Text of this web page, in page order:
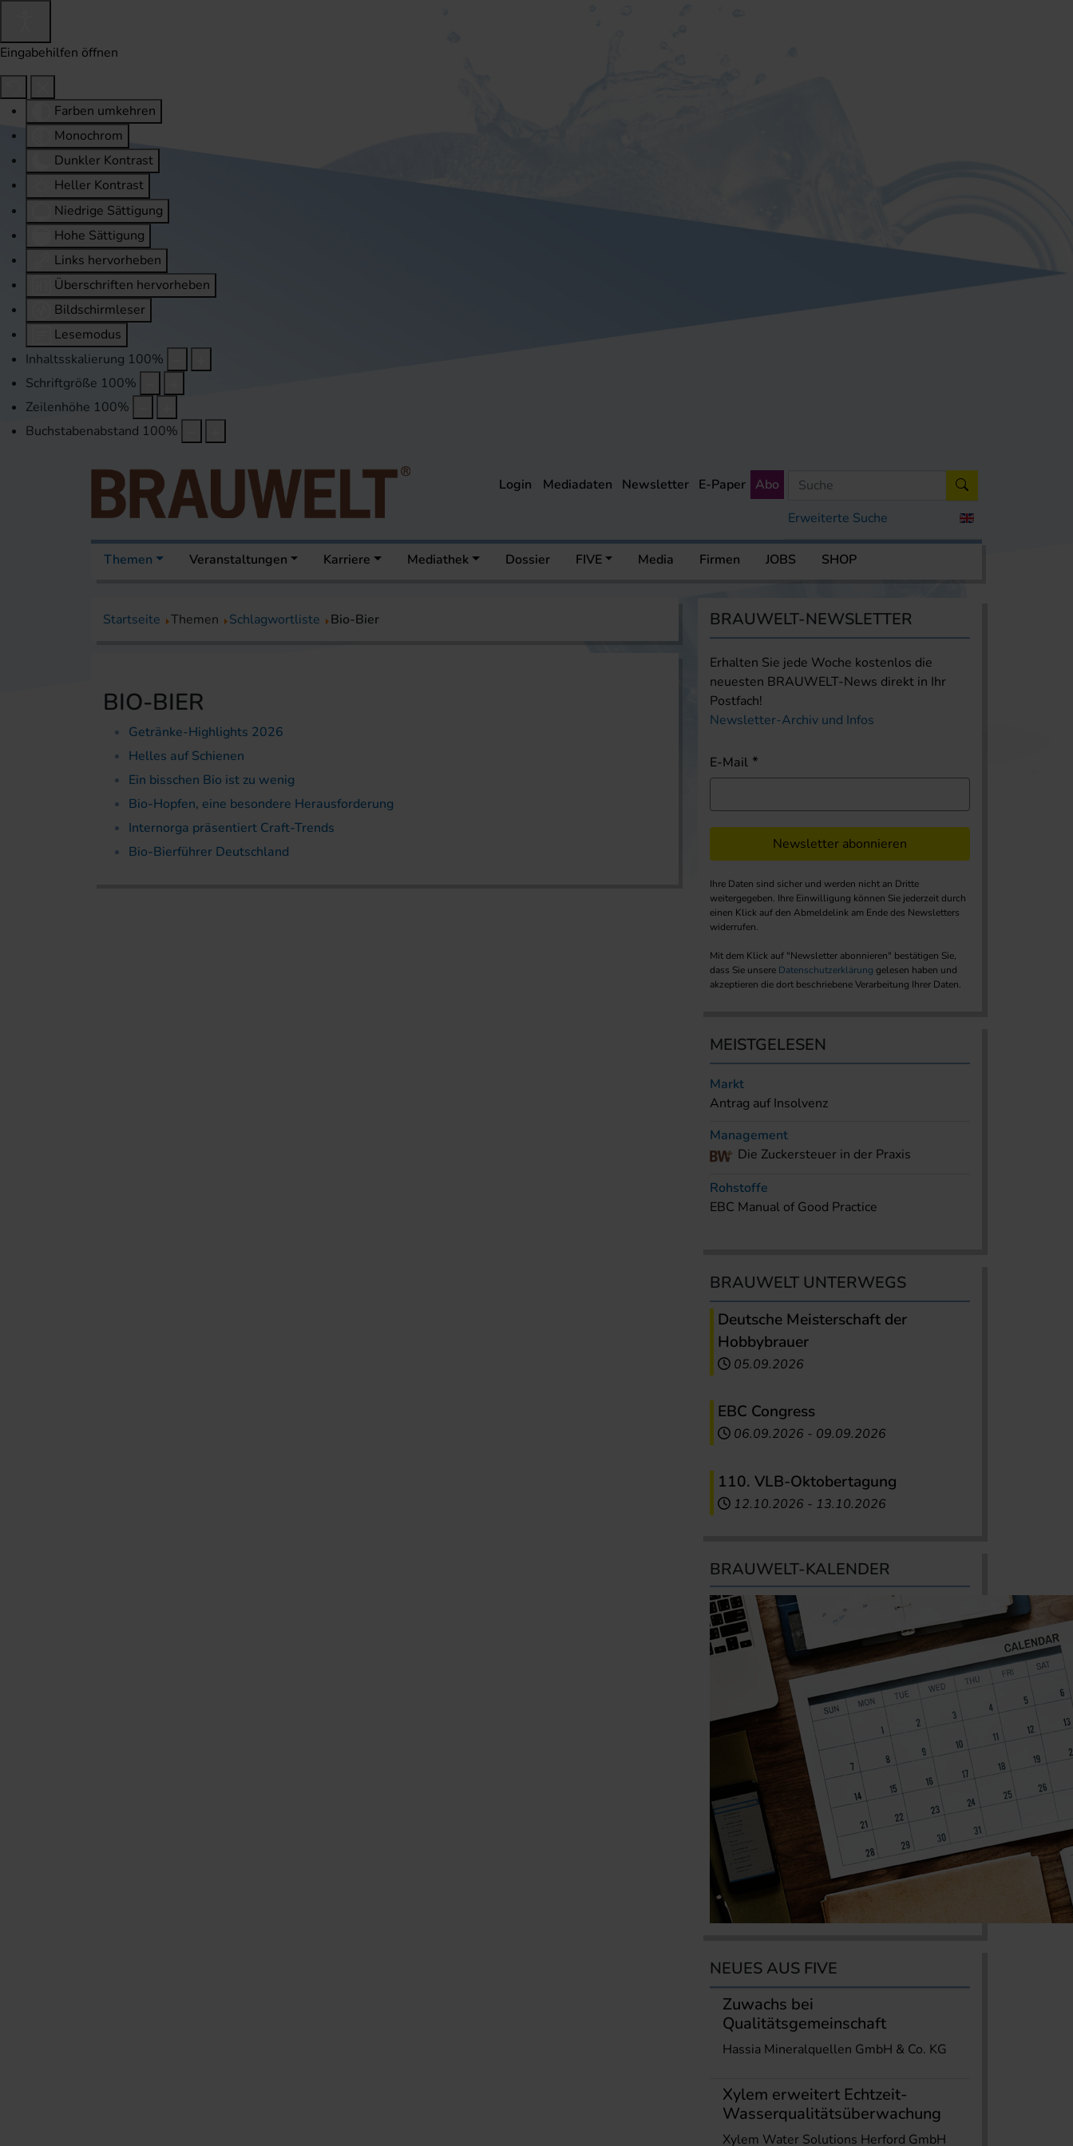
Eingabehilfen öffnen
Farben umkehren
Monochrom
Dunkler Kontrast
Heller Kontrast
Niedrige Sättigung
Hohe Sättigung
Links hervorheben
Überschriften hervorheben
Bildschirmleser
Lesemodus
Inhaltsskalierung 100%
Schriftgröße 100%
Zeilenhöhe 100%
Buchstabenabstand 100%
Erweiterte Suche
Login Mediadaten Newsletter E-Paper Abo
Themen Veranstaltungen Karriere Mediathek Dossier FIVE Media Firmen JOBS SHOP
Startseite Themen Schlagwortliste Bio-Bier
BIO-BIER
Getränke-Highlights 2026
Helles auf Schienen
Ein bisschen Bio ist zu wenig
Bio-Hopfen, eine besondere Herausforderung
Internorga präsentiert Craft-Trends
Bio-Bierführer Deutschland
BRAUWELT-NEWSLETTER
Erhalten Sie jede Woche kostenlos die
neuesten BRAUWELT-News direkt in Ihr
Postfach!
Newsletter-Archiv und Infos
E-Mail
Newsletter abonnieren
Ihre Daten sind sicher und werden nicht an Dritte
weitergegeben. Ihre Einwilligung können Sie jederzeit durch
einen Klick auf den Abmeldelink am Ende des Newsletters
widerrufen.
Mit dem Klick auf "Newsletter abonnieren" bestätigen Sie,
dass Sie unsere Datenschutzerklärung gelesen haben und
akzeptieren die dort beschriebene Verarbeitung Ihrer Daten.
MEISTGELESEN
Markt
Antrag auf Insolvenz
Management
Die Zuckersteuer in der Praxis
Rohstoffe
EBC Manual of Good Practice
BRAUWELT UNTERWEGS
Deutsche Meisterschaft der
Hobbybrauer
05.09.2026
EBC Congress
06.09.2026 - 09.09.2026
110. VLB-Oktobertagung
12.10.2026 - 13.10.2026
BRAUWELT-KALENDER
NEUES AUS FIVE
Zuwachs bei
Qualitätsgemeinschaft
Hassia Mineralquellen GmbH & Co. KG
Xylem erweitert Echtzeit-
Wasserqualitätsüberwachung
Xylem Water Solutions Herford GmbH